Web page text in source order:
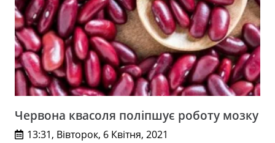
Червона квасоля поліпшує роботу мозку
13:31, Вівторок, 6 Квітня, 2021